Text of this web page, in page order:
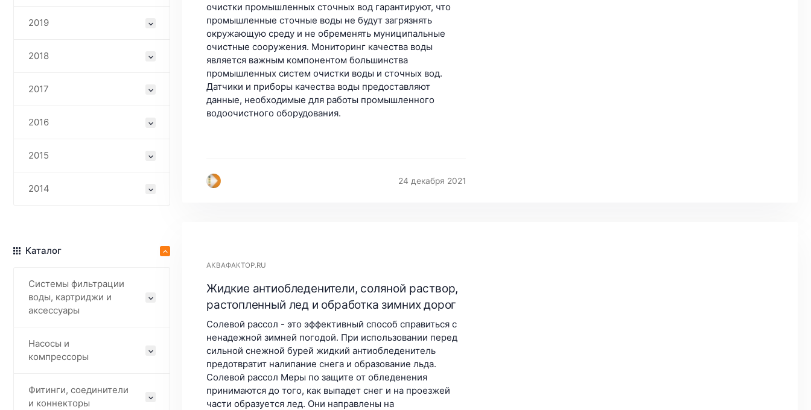
2019
2018
2017
2016
2015
2014
Каталог
Системы фильтрации
воды, картриджи и
аксессуары
Насосы и
компрессоры
Фитинги, соединители
и коннекторы
очистки промышленных сточных вод гарантируют, что
промышленные сточные воды не будут загрязнять
окружающую среду и не обременять муниципальные
очистные сооружения. Мониторинг качества воды
является важным компонентом большинства
промышленных систем очистки воды и сточных вод.
Датчики и приборы качества воды предоставляют
данные, необходимые для работы промышленного
водоочистного оборудования.
24 декабря 2021
АКВАФАКТОР.RU
Жидкие антиобледенители, соляной раствор,
растопленный лед и обработка зимних дорог
Солевой рассол - это эффективный способ справиться с
ненадежной зимней погодой. При использовании перед
сильной снежной бурей жидкий антиобледенитель
предотвратит налипание снега и образование льда.
Солевой рассол Меры по защите от обледенения
принимаются до того, как выпадет снег и на проезжей
части образуется лед. Они направлены на